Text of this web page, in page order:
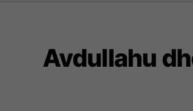
Avdullahu